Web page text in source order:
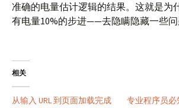
准确的电量估计逻辑的结果。这就是为
有电量10%的步进——去隐瞒隐藏一些问
相关
从输入 URL 到页面加载完成
专业程序员